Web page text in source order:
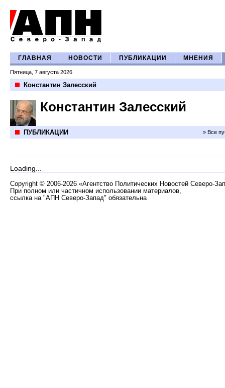
ГЛАВНАЯ НОВОСТИ ПУБЛИКАЦИИ МНЕНИЯ
Пятница, 7 августа 2026
Константин Залесский
Константин Залесский
ПУБЛИКАЦИИ » Все
Loading...
Copyright © 2006-2026 «Агентство Политических Новостей Северо-
При полном или частичном использовании материалов,
ссылка на "АПН Северо-Запад" обязательна